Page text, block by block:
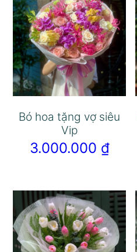
Bó hoa tặng vợ siêu
Vip
3.000.000 ₫